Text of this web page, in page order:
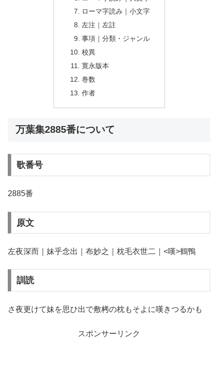
ローマ字読み｜小文字
左注｜左註
事項｜分類・ジャンル
校異
寛永版本
巻数
作者
万葉集2885番について
歌番号
2885番
原文
左夜深而｜妹乎念出｜布妙之｜枕毛衣世二｜<嘆>鶴鴨
訓読
さ夜更けて妹を思ひ出で敷栲の枕もそよに嘆きつるかも
スポンサーリンク